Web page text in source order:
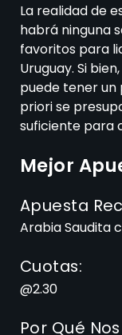
La realidad de
habrá ninguna
favoritos para
Uruguay. Si
puede tener un
priori se
suficiente para
Mejor
Apuesta
Arabia Saudita
Cuotas:
@2.30
Por Qué